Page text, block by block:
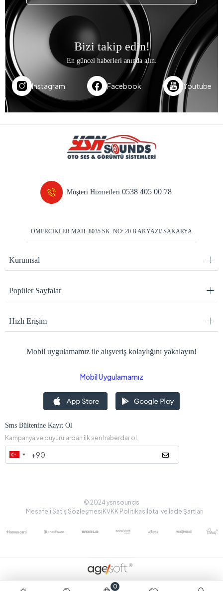
Bizi takip edin!
En güncel haberleri anında alın.
Instagram Facebook Youtube
Müşteri Hizmetleri0538 405 00 78
ÖMERCİKLER MAH. 8035 SK. NO: 20 B AKYAZI/ SAKARYA
Kurumsal
Popüler Sayfalar
Hızlı Erişim
Mobil uygulamamız ile alışveriş kolaylığını yakalayın!
Mobil Uygulamamız
Sms Bültenine Kayıt Ol
Kampanya ve duyurulardan ilk sen haberdar ol.
© 2024 ysnsounds
Mesafeli Satış SözleşmesiKVKK Politikasıİptal ve İade Şartları
0